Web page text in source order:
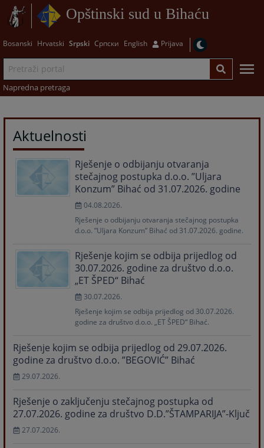
Opštinski sud u Bihaću
Bosanski Hrvatski Srpski Српски English Prijava
Napredna pretraga
Aktuelnosti
Rješenje o odbijanju otvaranja
stečajnog postupka d.o.o. ”Uljara
Konzum” Bihać od 31.07.2026. godine
04.08.2026.
Rješenje o odbijanju otvaranja stečajnog postupka
d.o.o. ”Uljara Konzum” Bihać od 31.07.2026. godine.
Rješenje kojim se odbija prijedlog od
30.07.2026. godine za društvo d.o.o.
„ET ŠPED“ Bihać
30.07.2026.
Rješenje kojim se odbija prijedlog od 30.07.2026.
godine za društvo d.o.o. „ET ŠPED“ Bihać.
Rješenje kojim se odbija prijedlog od 29.07.2026.
godine za društvo d.o.o. ”BEGOVIĆ” Bihać
29.07.2026.
Rješenje o zaključenju stečajnog postupka od
27.07.2026. godine za društvo D.D.”ŠTAMPARIJA”-Ključ
27.07.2026.